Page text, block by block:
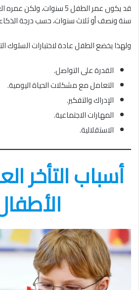
قد يكون عمر الطفل 5 سنوات،
سنة ونصف أو ثلاث سنوات، حسب درجة
ولهذا يخضع الطفل عادة لاختبارات السلوك
القدرة على التواصل.
التعامل مع مشكلات الحياة اليومية.
الإدراك والتفكير.
المهارات الاجتماعية.
الاستقلالية.
أسباب التأخر